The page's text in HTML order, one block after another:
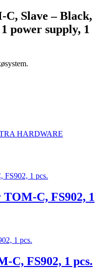
Slave – Black,
power supply, 1
HARDWARE
C, FS902, 1
C, FS902, 1 pcs.